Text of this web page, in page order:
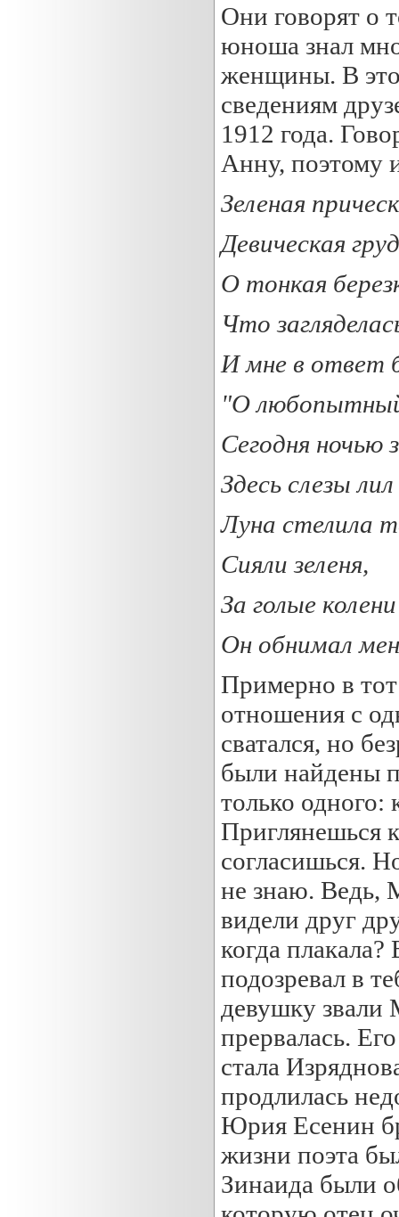
Они говорят о
юноша знал
женщины. В
сведениям
1912 года.
Анну, поэтому
Зеленая
Девическая
О тонкая
Что
И мне в ответ
"О
Сегодня ночью
Здесь слезы
Луна стелила
Сияли зеленя,
За голые колени
Он обнимал
Примерно в
отношения с
сватался, но
были найдены
только одного:
Приглянешься
согласишься.
не знаю. Ведь,
видели друг
когда
подозревал в
девушку звали
прервалась.
стала
продлилась
Юрия Есенин
жизни поэта
Зинаида были